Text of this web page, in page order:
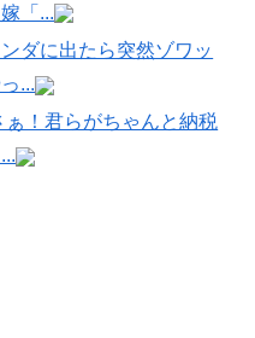
「...
ダに出たら突然ゾワッ
...
ぁ！君らがちゃんと納税